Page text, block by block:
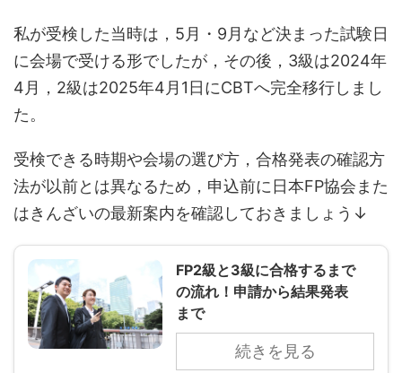
私が受検した当時は，5月・9月など決まった試験日
に会場で受ける形でしたが，その後，3級は2024年
4月，2級は2025年4月1日にCBTへ完全移行しまし
た。
受検できる時期や会場の選び方，合格発表の確認方
法が以前とは異なるため，申込前に日本FP協会また
はきんざいの最新案内を確認しておきましょう↓
FP2級と3級に合格するまで
の流れ！申請から結果発表
まで
続きを見る